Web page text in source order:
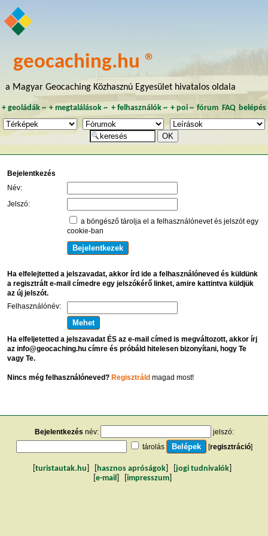
geocaching.hu ®
a Magyar Geocaching Közhasznú Egyesület hivatalos oldala
+ geoládák~ +megtalálások ~ + felhasználók~ + poi~ fórum FAQ belépés
Bejelentkezés
Név:
Jelszó:
a böngésző tárolja el a felhasználónevet és jelszót egy
cookie-ban
Ha elfelejtetted a jelszavadat, akkor írd ide a felhasználóneved és küldünk
a regisztrált e-mail címedre egy jelszókérő linket, amire kattintva küldjük
az új jelszót.
Felhasználónév:
Ha elfeljetetted a jelszavadat ÉS az e-mail címed is megváltozott, akkor írj
az info@geocaching.hu címre és próbáld hitelesen bizonyítani, hogy Te
vagy Te.
Nincs még felhasználóneved? Regisztráldmagad most!
Bejelentkezés név:
jelszó:
tárolás
[regisztráció]
turistautak.hu hasznos apróságok jogi tudnivalók
e-mail impresszum]